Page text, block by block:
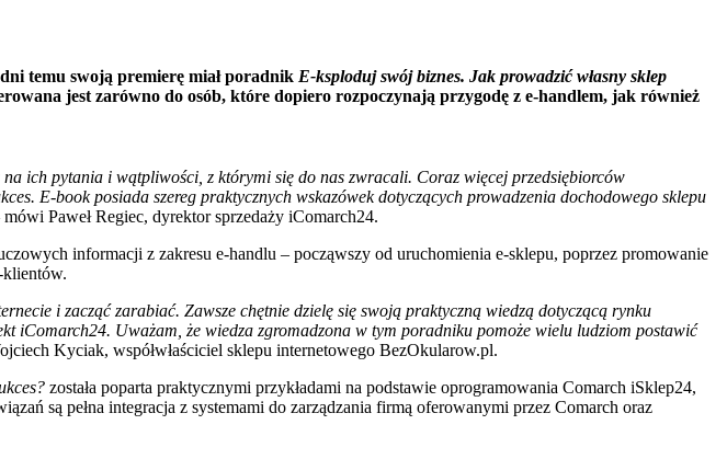
temu swoją premierę miał poradnik E-ksploduj swój biznes. Jak prowadzić własny sklep
jest zarówno do osób, które dopiero rozpoczynają przygodę z e-handlem, jak również
ich pytania i wątpliwości, z którymi się do nas zwracali. Coraz więcej przedsiębiorców
E-book posiada szereg praktycznych wskazówek dotyczących prowadzenia dochodowego sklepu
mówi Paweł Regiec, dyrektor sprzedaży iComarch24.
informacji z zakresu e-handlu – począwszy od uruchomienia e-sklepu, poprzez promowanie
klientów.
i zacząć zarabiać. Zawsze chętnie dzielę się swoją praktyczną wiedzą dotyczącą rynku
iComarch24. Uważam, że wiedza zgromadzona w tym poradniku pomoże wielu ludziom postawić
Kyciak, współwłaściciel sklepu internetowego BezOkularow.pl.
została poparta praktycznymi przykładami na podstawie oprogramowania Comarch iSklep24,
są pełna integracja z systemami do zarządzania firmą oferowanymi przez Comarch oraz